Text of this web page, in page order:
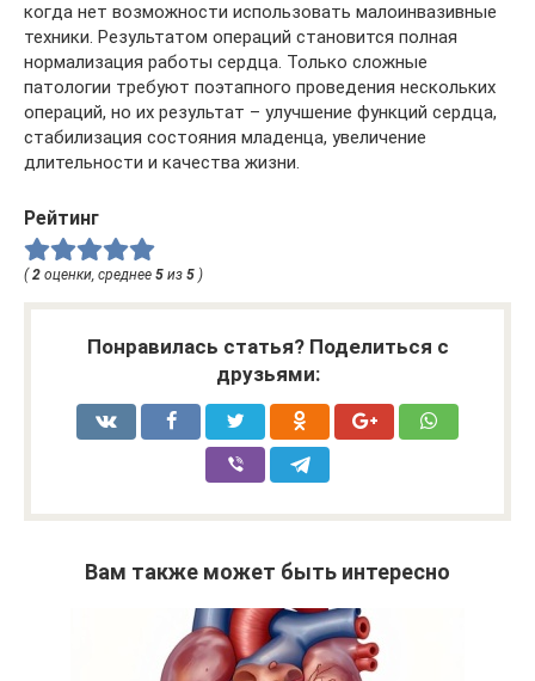
когда нет возможности использовать малоинвазивные
техники. Результатом операций становится полная
нормализация работы сердца. Только сложные
патологии требуют поэтапного проведения нескольких
операций, но их результат – улучшение функций сердца,
стабилизация состояния младенца, увеличение
длительности и качества жизни.
Рейтинг
(2 оценки, среднее 5 из 5 )
Понравилась статья? Поделиться с
друзьями:
Вам также может быть интересно